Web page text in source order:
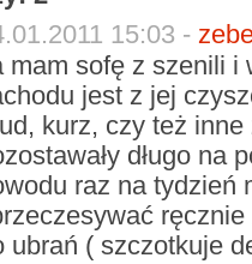
15:03 -
mam sofę z szenili i
jest z jej
kurz, czy też
długo na
raz na tydzień
ubrań ( szczotkuje